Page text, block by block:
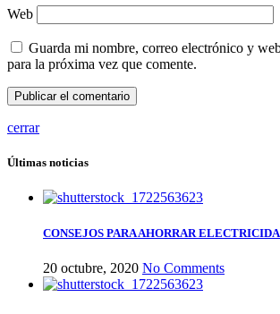
Web
Guarda mi nombre, correo electrónico y
para la próxima vez que comente.
cerrar
Últimas noticias
CONSEJOS PARA AHORRAR
20 octubre, 2020 No Comments